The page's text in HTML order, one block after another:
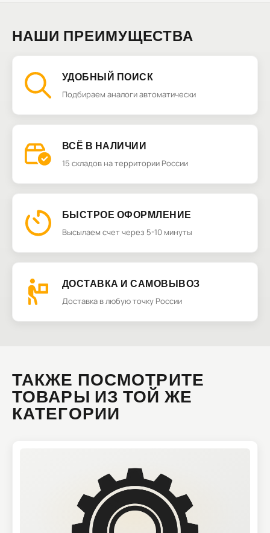
НАШИ ПРЕИМУЩЕСТВА
УДОБНЫЙ ПОИСК
Подбираем аналоги автоматически
ВСЁ В НАЛИЧИИ
15 складов на территории России
БЫСТРОЕ ОФОРМЛЕНИЕ
Высылаем счет через 5-10 минуты
ДОСТАВКА И САМОВЫВОЗ
Доставка в любую точку России
ТАКЖЕ ПОСМОТРИТЕ
ТОВАРЫ ИЗ ТОЙ ЖЕ
КАТЕГОРИИ